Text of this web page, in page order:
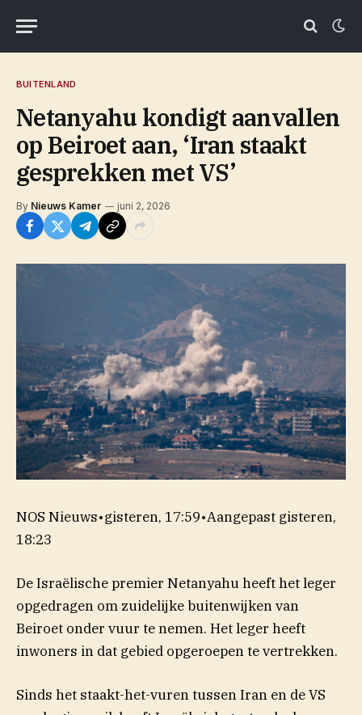
BUITENLAND
Netanyahu kondigt aanvallen
op Beiroet aan, ‘Iran staakt
gesprekken met VS’
By Nieuws Kamer juni 2, 2026
NOS Nieuws•gisteren, 17:59•Aangepast gisteren,
18:23
De Israëlische premier Netanyahu heeft het leger
opgedragen om zuidelijke buitenwijken van
Beiroet onder vuur te nemen. Het leger heeft
inwoners in dat gebied opgeroepen te vertrekken.
Sinds het staakt-het-vuren tussen Iran en de VS